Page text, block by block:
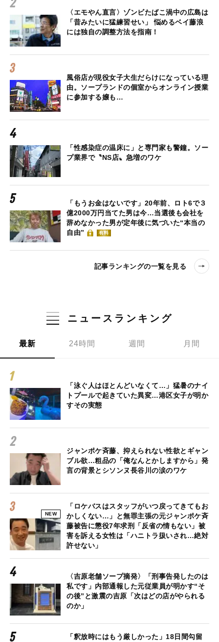
〈エモやん直言〉ゾンビたばこ渦中の広島は
「昔みたいに猛練習せい」 悩めるベイ藤浪
には独自の調整方法を指南！
風俗店が現役女子大生だらけになっている理
由。ソープランドの個室からオンライン授業
に参加する嬢も…
「性感染症の温床に」と専門家も警鐘。ソー
プ業界で〝NS店〟急増のワケ
「もうお金はないです」20年前、ロト6で３
億2000万円当てた男は今…当選後も会社を
辞めなかった男が定年後に気づいた“本当の
自由”
有料
記事ランキングの一覧を見る
ニュースランキング
最新 24時間 週間 月間
「泳ぐ人はほとんどいなくて…」猛暑のナイ
トプールで起きていた異変…港区女子が明か
すその実態
ジャンポケ斉藤、抑えられない性欲とギャン
ブル欲…粗品の「俺なんとかしますから」発
言の背景とシソンヌ長谷川の涙のワケ
NEW
「ロケバスはスタッフがいつ戻ってきてもお
かしくない…」と無罪主張の元ジャンポケ斉
藤被告に懲役7年求刑「反省の情もない」被
害を訴える女性は「ハニトラ扱いされ…絶対
許せない」
〈吉原老舗ソープ摘発〉「刑事告発したのは
私です」内部通報した元従業員が明かす“そ
の後”と激震の吉原「次はどの店がやられる
のか」
「釈放時にはもう厳しかった」18日間勾留